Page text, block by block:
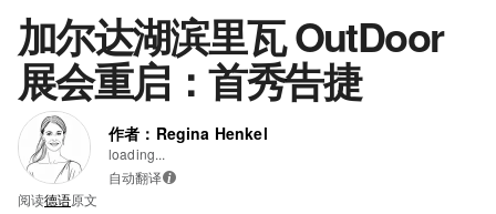
加尔达湖滨里瓦 OutDoor
展会重启：首秀告捷
作者：Regina Henkel
loading...
自动翻译 i
阅读德语原文